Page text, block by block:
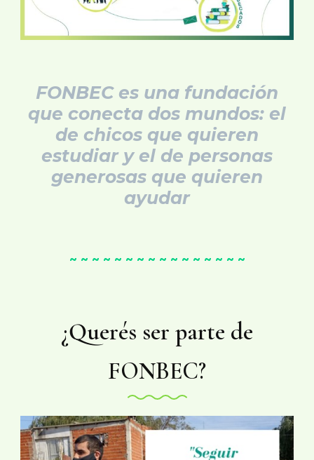
FONBEC es una fundación
que conecta dos mundos: el
de chicos que quieren
estudiar y el de personas
generosas que quieren
ayudar
~ ~ ~ ~ ~ ~ ~ ~ ~ ~ ~ ~ ~ ~ ~ ~
¿Querés ser parte de
FONBEC?